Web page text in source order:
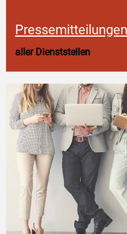
Pressemitteilungen
aller Dienststellen